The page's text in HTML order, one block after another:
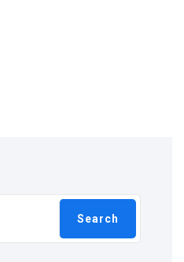
Search